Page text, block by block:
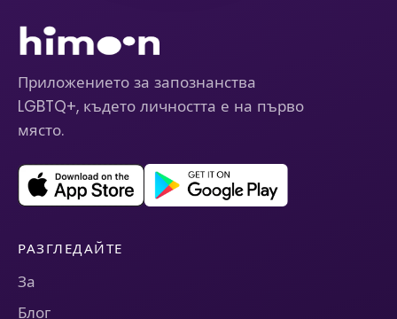
Приложението за запознанства
LGBTQ+, където личността е на първо
място.
РАЗГЛЕДАЙТЕ
За
Блог